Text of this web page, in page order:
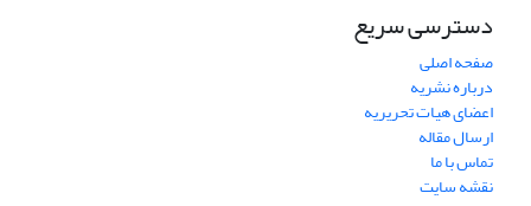
دسترسی سریع
صفحه اصلی
درباره نشریه
اعضای هیات تحریریه
ارسال مقاله
تماس با ما
نقشه سایت